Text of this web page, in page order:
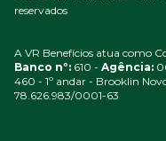
reservados
A VR Benefícios atua como
Banco nº: 610 - Agência:
460 - 1º andar - Brooklin
78.626.983/0001-63